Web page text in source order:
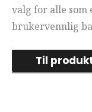
valg for alle
brukervennlig
Til